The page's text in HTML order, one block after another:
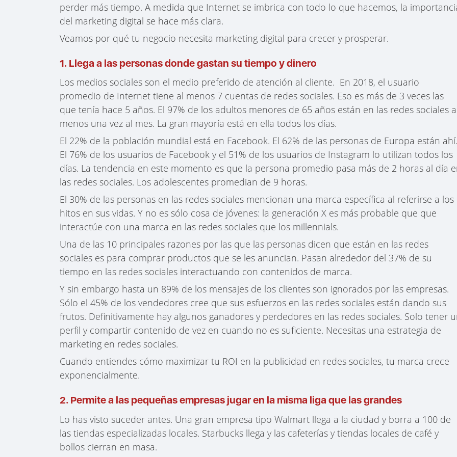
perder más tiempo. A medida que Internet se imbrica con todo lo que hacemos, la
del marketing digital se hace más clara.
Veamos por qué tu negocio necesita marketing digital para crecer y prosperar.
1. Llega a las personas donde gastan su tiempo y dinero
Los medios sociales son el medio preferido de atención al cliente. En 2018, el usuario
promedio de Internet tiene al menos 7 cuentas de redes sociales. Eso es más de 3 veces las
que tenía hace 5 años. El 97% de los adultos menores de 65 años están en las redes sociales
menos una vez al mes. La gran mayoría está en ella todos los días.
El 22% de la población mundial está en Facebook. El 62% de las personas de Europa están ahí.
El 76% de los usuarios de Facebook y el 51% de los usuarios de Instagram lo utilizan todos los
días. La tendencia en este momento es que la persona promedio pasa más de 2 horas al día
las redes sociales. Los adolescentes promedian de 9 horas.
El 30% de las personas en las redes sociales mencionan una marca específica al referirse a los
hitos en sus vidas. Y no es sólo cosa de jóvenes: la generación X es más probable que que
interactúe con una marca en las redes sociales que los millennials.
Una de las 10 principales razones por las que las personas dicen que están en las redes
sociales es para comprar productos que se les anuncian. Pasan alrededor del 37% de su
tiempo en las redes sociales interactuando con contenidos de marca.
Y sin embargo hasta un 89% de los mensajes de los clientes son ignorados por las empresas.
Sólo el 45% de los vendedores cree que sus esfuerzos en las redes sociales están dando sus
frutos. Definitivamente hay algunos ganadores y perdedores en las redes sociales. Solo tener
perfil y compartir contenido de vez en cuando no es suficiente. Necesitas una estrategia de
marketing en redes sociales.
Cuando entiendes cómo maximizar tu ROI en la publicidad en redes sociales, tu marca crece
exponencialmente.
2. Permite a las pequeñas empresas jugar en la misma liga que las grandes
Lo has visto suceder antes. Una gran empresa tipo Walmart llega a la ciudad y borra a 100 de
las tiendas especializadas locales. Starbucks llega y las cafeterías y tiendas locales de café y
bollos cierran en masa.